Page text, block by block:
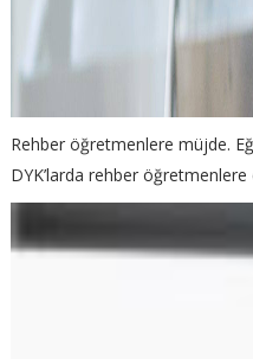
Rehber öğretmenlere müjde.
DYK’larda rehber